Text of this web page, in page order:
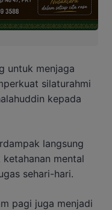
untuk menjaga
silaturahmi
kepada
langsung
mental
sehari-hari.
pagi juga menjadi